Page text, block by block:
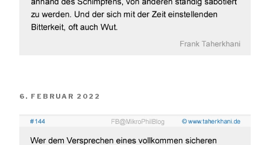
VERÖFFENTLICHT
6. FEBRUAR 2022